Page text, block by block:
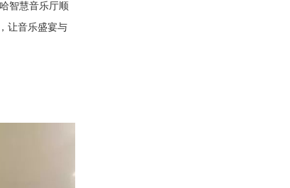
智慧音乐厅顺
让音乐盛宴与